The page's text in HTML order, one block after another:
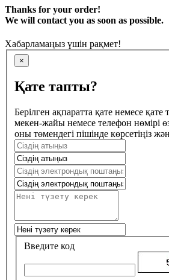
Thanks for your order!
We will contact you as soon as possible.
Хабарламаңыз үшін рақмет!
×
Қате тапты?
Берілген ақпаратта қате немесе
мекен-жайы немесе телефон нөмірі
оны төмендегі пішінде көрсетіңіз
Введите код